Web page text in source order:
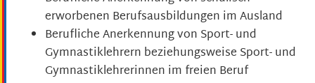
erworbenen Berufsausbildungen im Ausland
Berufliche Anerkennung von Sport- und
Gymnastiklehrern beziehungsweise Sport- und
Gymnastiklehrerinnen im freien Beruf